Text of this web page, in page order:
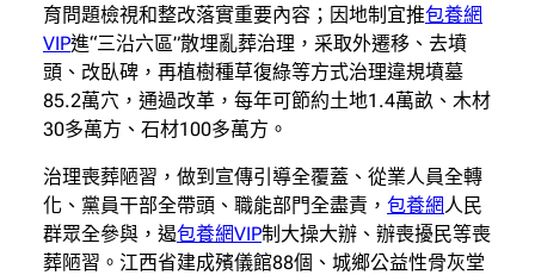
育問題檢視和整改落實重要內容；因地制宜推包養網
VIP進“三沿六區”散埋亂葬治理，采取外遷移、去墳
頭、改臥碑，再植樹種草復綠等方式治理違規墳墓
85.2萬穴，通過改革，每年可節約土地1.4萬畝、木材
30多萬方、石材100多萬方。
治理喪葬陋習，做到宣傳引導全覆蓋、從業人員全轉
化、黨員干部全帶頭、職能部門全盡責， 包養網 人民
群眾全參與，遏包養網VIP制大操大辦、辦喪擾民等喪
葬陋習。江西省建成殯儀館88個、城鄉公益性骨灰堂